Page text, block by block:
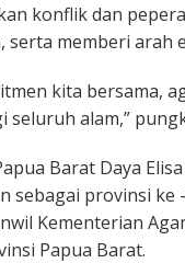
konflik dan
serta memberi arah
kita bersama,
seluruh alam,”
Barat Daya
sebagai provinsi ke
Kementerian
Papua Barat.